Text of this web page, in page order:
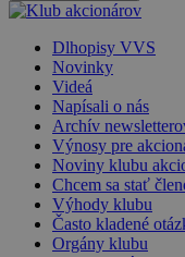
Dlhopisy VVS
Novinky
Videá
Napísali o nás
Archív
Výnosy pre
Noviny klubu
Chcem sa stať
Výhody klubu
Často kladené
Orgány klubu